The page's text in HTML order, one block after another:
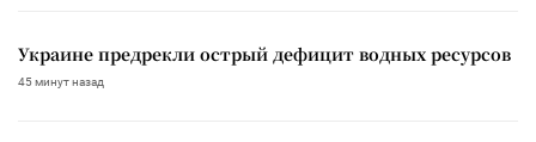
Украине предрекли острый дефицит водных ресурсов
45 минут назад